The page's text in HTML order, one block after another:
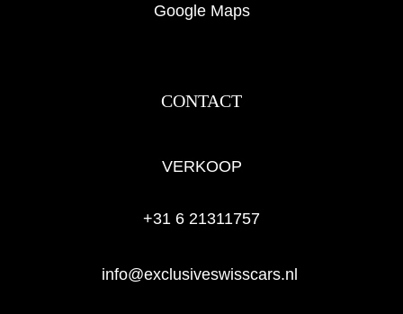
Google Maps
CONTACT
VERKOOP
+31 6 21311757
info@exclusiveswisscars.nl